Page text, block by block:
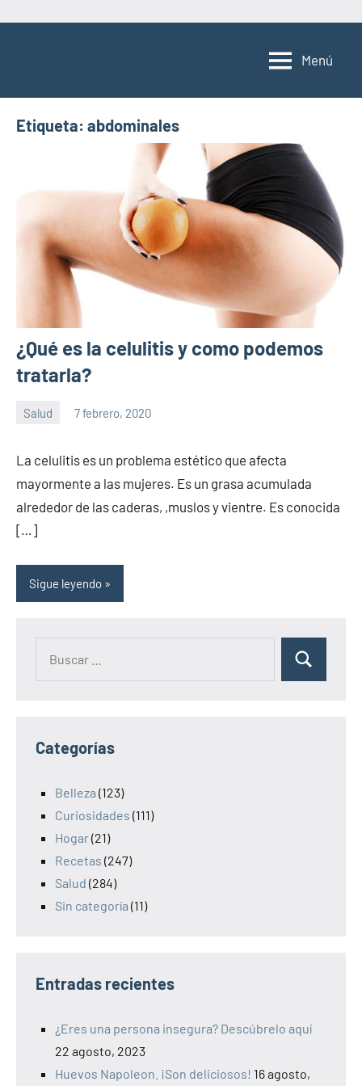
Menú
Etiqueta: abdominales
¿Qué es la celulitis y como podemos
tratarla?
Salud 7 febrero, 2020
la
salud
comentarios
La celulitis es un problema estético que afecta
mayormente a las mujeres. Es un grasa acumulada
alrededor de las caderas, ,muslos y vientre. Es conocida
[…]
Sigue leyendo
Categorías
Belleza (123)
Curiosidades (111)
Hogar(21)
Recetas (247)
Salud (284)
Sin categoría (11)
Entradas recientes
¿Eres una persona insegura? Descúbrelo aquí
22 agosto, 2023
Huevos Napoleon. ¡Son deliciosos! 16 agosto,